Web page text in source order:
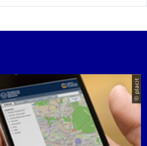
© placit